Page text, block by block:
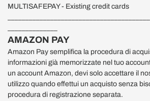
MULTISAFEPAY - Existing credit cards
AMAZON PAY
Amazon Pay semplifica la procedura di
informazioni già memorizzate nel tuo
un account Amazon, devi solo accettare il
utilizzo quando effettui un acquisto senza
procedura di registrazione separata.